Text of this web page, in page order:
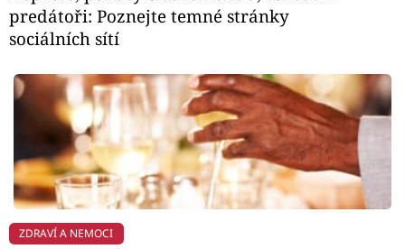
predátoři: Poznejte temné stránky
sociálních sítí
ZDRAVÍ A NEMOCI